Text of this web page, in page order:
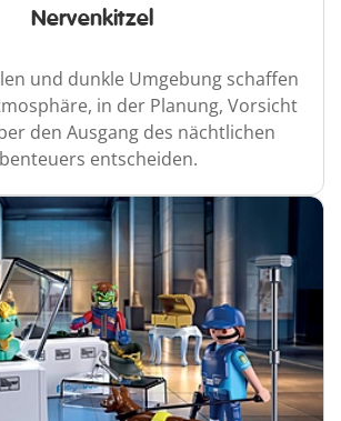
Nervenkitzel
und dunkle Umgebung schaffen
in der Planung, Vorsicht
den Ausgang des nächtlichen
entscheiden.